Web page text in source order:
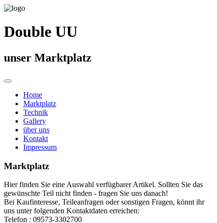
Double UU
unser Marktplatz
Home
Marktplatz
Technik
Gallery
über uns
Kontakt
Impressum
Marktplatz
Hier finden Sie eine Auswahl verfügbarer Artikel. Sollten Sie das
gewünschte Teil nicht finden - fragen Sie uns danach!
Bei Kaufinteresse, Teileanfragen oder sonstigen Fragen, könnt ihr
uns unter folgenden Kontaktdaten erreichen:
Telefon : 09573-3302700